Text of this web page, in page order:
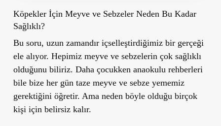
Köpekler İçin Meyve ve Sebzeler Neden Bu Kadar
Sağlıklı?
Bu soru, uzun zamandır içselleştirdiğimiz bir gerçeği
ele alıyor. Hepimiz meyve ve sebzelerin çok sağlıklı
olduğunu biliriz. Daha çocukken anaokulu rehberleri
bile bize her gün taze meyve ve sebze yememiz
gerektiğini öğretir. Ama neden böyle olduğu birçok
kişi için belirsiz kalır.